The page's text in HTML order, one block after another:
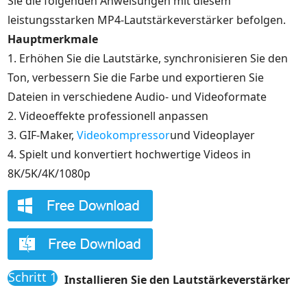
leistungsstarken MP4-Lautstärkeverstärker befolgen.
Hauptmerkmale
1. Erhöhen Sie die Lautstärke, synchronisieren Sie den
Ton, verbessern Sie die Farbe und exportieren Sie
Dateien in verschiedene Audio- und Videoformate
2. Videoeffekte professionell anpassen
3. GIF-Maker,Videokompressorund Videoplayer
4. Spielt und konvertiert hochwertige Videos in
8K/5K/4K/1080p
Schritt 1 Installieren Sie den Lautstärkeverstärker